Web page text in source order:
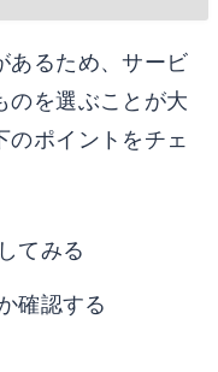
あるため、サービ
のを選ぶことが大
のポイントをチェ
てみる
確認する